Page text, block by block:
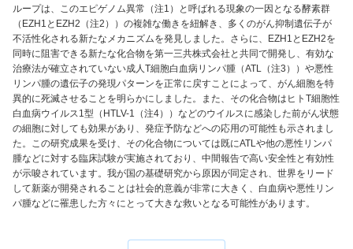
ループは、このエピゲノム異常（注1）と呼ばれる現象の一因となる酵素群
（EZH1とEZH2（注2））の複雑な働きを紐解き、多くのがん抑制遺伝子が
不活性化される新たなメカニズムを発見しました。さらに、EZH1とEZH2を
同時に阻害できる新たな化合物を第一三共株式会社と共同で開発し、有効な
治療法が確立されていない成人T細胞白血病リンパ腫（ATL（注3））や悪性
リンパ腫の遺伝子の発現パターンを正常に戻すことによって、がん細胞を特
異的に死滅させることを明らかにしました。また、その化合物はヒトT細胞性
白血病ウイルス1型（HTLV-1（注4））などのウイルスに感染した前がん状態
の細胞に対しても効果があり、発症予防などへの応用の可能性も示されまし
た。この研究成果を受け、その化合物については既にATLや他の悪性リンパ
腫などに対する臨床試験が実施されており、中間報告で高い安全性と有効性
が示唆されています。我が国の基礎研究から原因が同定され、世界をリード
して新薬が開発されることは社会的意義が非常に大きく、白血病や悪性リン
パ腫などに罹患した方々にとって大きな救いとなる可能性があります。